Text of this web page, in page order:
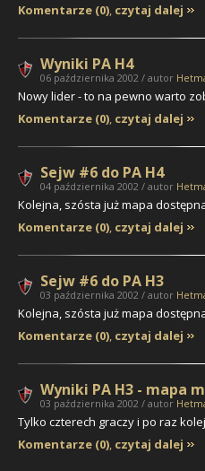
Komentarze (0), czytaj dalej
Wyniki PA H4
06 października 2002 / autor
Nowy lider - to na pewno warto
Komentarze (0), czytaj dalej
Sejw #6 do PA H4
04 października 2002 / autor
Kolejna, szósta już mapa
Komentarze (0), czytaj dalej
Sejw #6 do PA H3
03 października 2002 / autor
Kolejna, szósta już mapa
Komentarze (0), czytaj dalej
Wyniki PA H3 - mapa
03 października 2002 / autor
Tylko czterech graczy i po raz
Komentarze (0), czytaj dalej